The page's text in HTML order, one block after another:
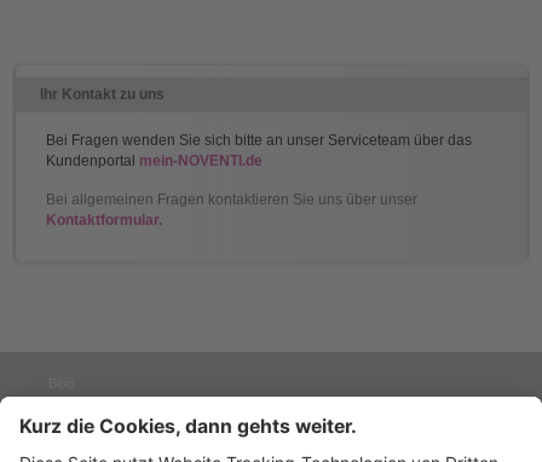
Ihr Kontakt zu uns
Bei Fragen wenden Sie sich bitte an unser Serviceteam über das
Kundenportal mein-NOVENTI.de
Bei allgemeinen Fragen kontaktieren Sie uns über unser
Kontaktformular.
Presse